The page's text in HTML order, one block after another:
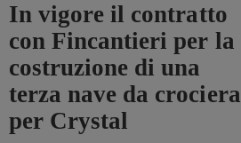
In vigore il contratto
con Fincantieri per la
costruzione di una
terza nave da crociera
per Crystal